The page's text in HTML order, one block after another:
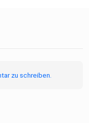
der Frauen
zu schreiben.